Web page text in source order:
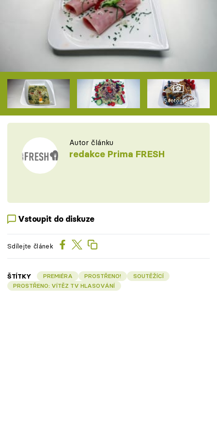
5 fotografií
Autor článku
redakce Prima FRESH
Vstoupit do diskuze
Sdílejte článek
ŠTÍTKY PREMIÉRA PROSTŘENO!
SOUTĚŽÍCÍ
PROSTŘENO: VÍTĚZ TV HLASOVÁNÍ